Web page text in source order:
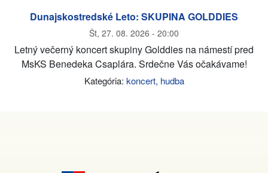
Dunajskostredské Leto: SKUPINA GOLDDIES
Št, 27. 08. 2026 - 20:00
Letný večerný koncert skupiny Golddies na námestí pred
MsKS Benedeka Csaplára. Srdečne Vás očakávame!
Kategória: koncert, hudba